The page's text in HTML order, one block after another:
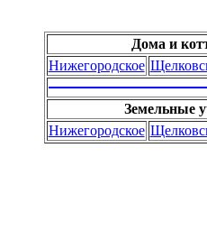
Дома и
Нижегородское
Земельные
Нижегородское